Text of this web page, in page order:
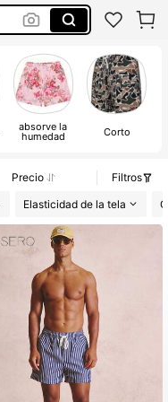
absorve la
humedad Corto
Precio
Filtros
Elasticidad de la tela